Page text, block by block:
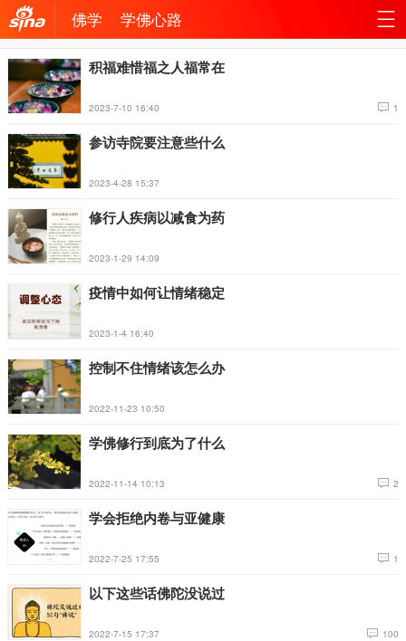
机新
浪网
导
佛学 学佛心路
积福难惜福之人福常在
2023-7-10 16:40 1
参访寺院要注意些什么
2023-4-28 15:37
修行人疾病以减食为药
2023-1-29 14:09
疫情中如何让情绪稳定
2023-1-4 16:40
控制不住情绪该怎么办
2022-11-23 10:50
学佛修行到底为了什么
2022-11-14 10:13 2
学会拒绝内卷与亚健康
2022-7-25 17:55 1
以下这些话佛陀没说过
2022-7-15 17:37 100